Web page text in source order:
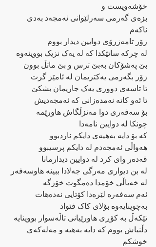
خۆشەویست و
بزەی گەرمی سەرلێوانی ئەمجەد بەدی
ناکەم
زۆر تامەزرۆی دوایین دیدار بووم
لە چرکە ساتێکدا کە لە یەک نزیک بووینەوە
بێ پەشۆکان بەبێ ترس و بێ ماتڵ بوون
زۆر بگەرمی یەکتریمان لە ئامێز گرت
تا تاسەی دووری یەک جاریمان بشکێ
تا ئەو کاتە نەمدەزانی کە ئەمجەدیش
بۆ سەفەری دوا مەنزڵگاش هاورێمە
چونکا لە دوایین نامەدا
کە بۆ دایە بەهیەی دایکم ناردبوو
هەواڵی ئەمجەدم لە دایکم پرسیبوو
قەدەر وای کرد لە دوایین دیدارمانا
لە بن دیواری مەرگی جەلادا ببینە هاوسەفەر
لە خەیاڵی خۆمدا دەمگوت خۆزگە
ئەم سەفەرە لێرەدا کۆتایی نەدەهات
بەچوینایەوە بۆلای کاک فئواد
تێکەڵ بە کۆڕی هاورێیانی تاڵەسوار بووینایە
دڵنیاش بووم کە دایە بەهیە و مەلەکەی
خوشکم